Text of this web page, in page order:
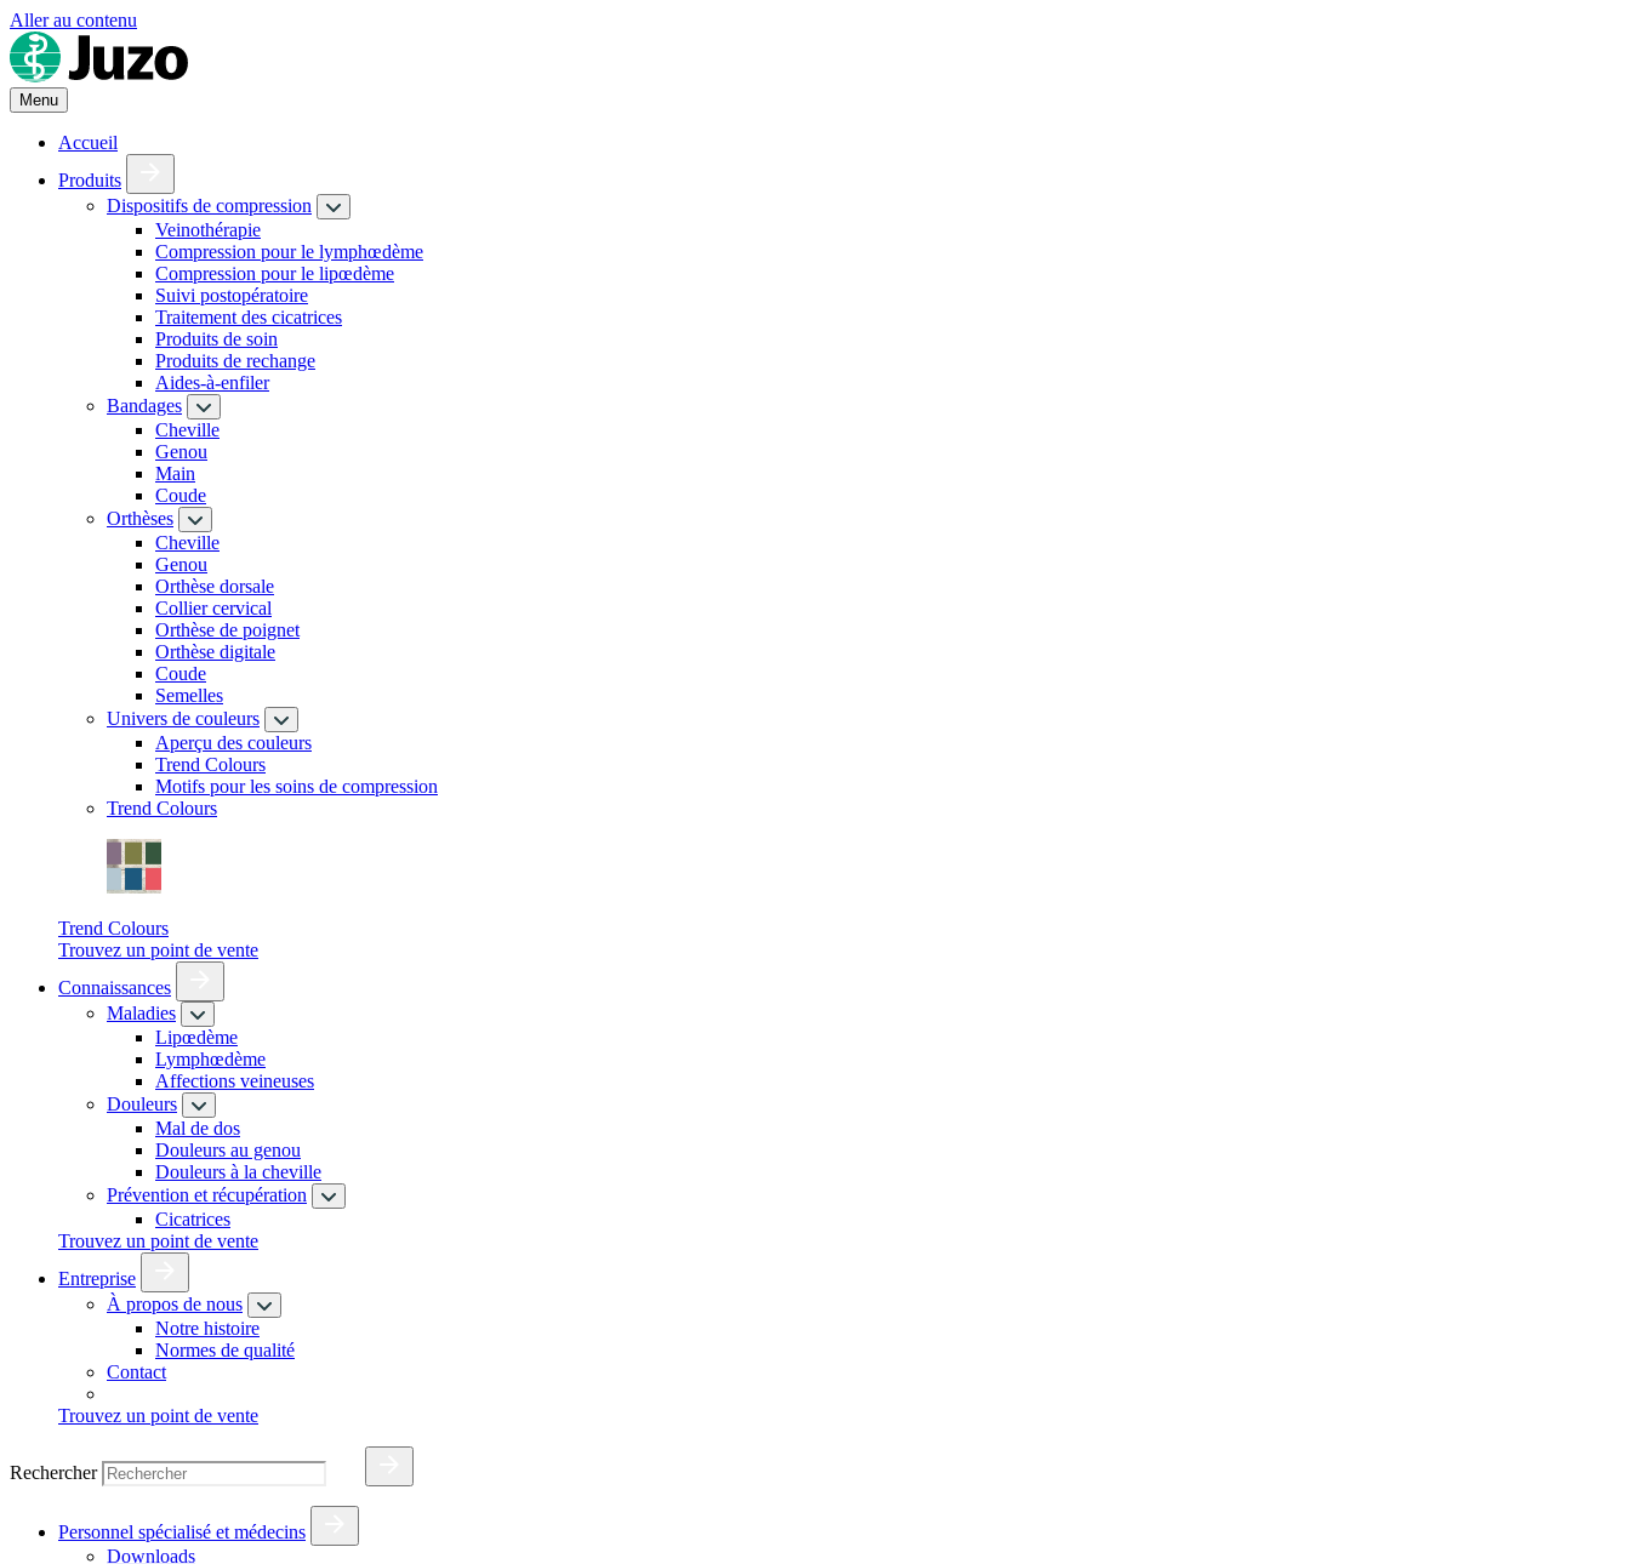
Aller au contenu
Menu
Accueil
Produits
Dispositifs de compression
Veinothérapie
Compression pour le lymphœdème
Compression pour le lipœdème
Suivi postopératoire
Traitement des cicatrices
Produits de soin
Produits de rechange
Aides-à-enfiler
Bandages
Cheville
Genou
Main
Coude
Orthèses
Cheville
Genou
Orthèse dorsale
Collier cervical
Orthèse de poignet
Orthèse digitale
Coude
Semelles
Univers de couleurs
Aperçu des couleurs
Trend Colours
Motifs pour les soins de compression
Trend Colours
Trend Colours
Trouvez un point de vente
Connaissances
Maladies
Lipœdème
Lymphœdème
Affections veineuses
Douleurs
Mal de dos
Douleurs au genou
Douleurs à la cheville
Prévention et récupération
Cicatrices
Trouvez un point de vente
Entreprise
À propos de nous
Notre histoire
Normes de qualité
Contact
Trouvez un point de vente
Rechercher
Personnel spécialisé et médecins
Downloads